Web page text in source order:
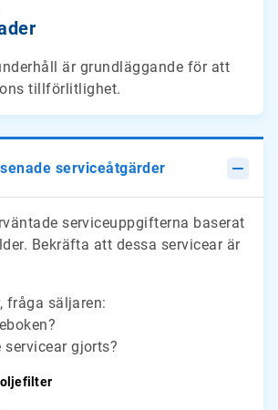
är grundläggande för att
tillförlitlighet.
serviceåtgärder
serviceuppgifterna baserat
Bekräfta att dessa servicear är
fråga säljaren:
gjorts?